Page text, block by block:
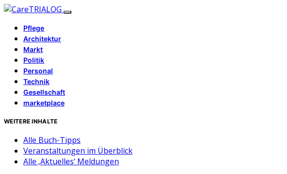
Pflege
Architektur
Markt
Politik
Personal
Technik
Gesellschaft
marketplace
WEITERE INHALTE
Alle Buch-Tipps
Veranstaltungen im Überblick
Alle ‚Aktuelles‘ Meldungen